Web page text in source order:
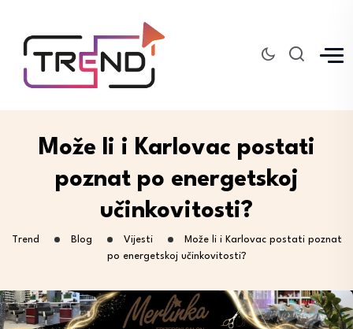
Može li i Karlovac postati
poznat po energetskoj
učinkovitosti?
Trend Blog Vijesti
Može li i Karlovac postati poznat
po energetskoj učinkovitosti?